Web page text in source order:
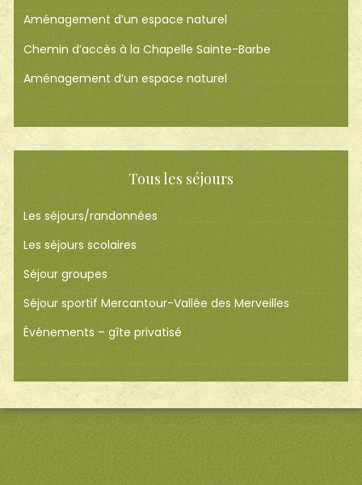
Aménagement d’un espace naturel
Chemin d’accès à la Chapelle Sainte-Barbe
Aménagement d’un espace naturel
Tous les séjours
Les séjours/randonnées
Les séjours scolaires
Séjour groupes
Séjour sportif Mercantour-Vallée des Merveilles
Événements – gîte privatisé